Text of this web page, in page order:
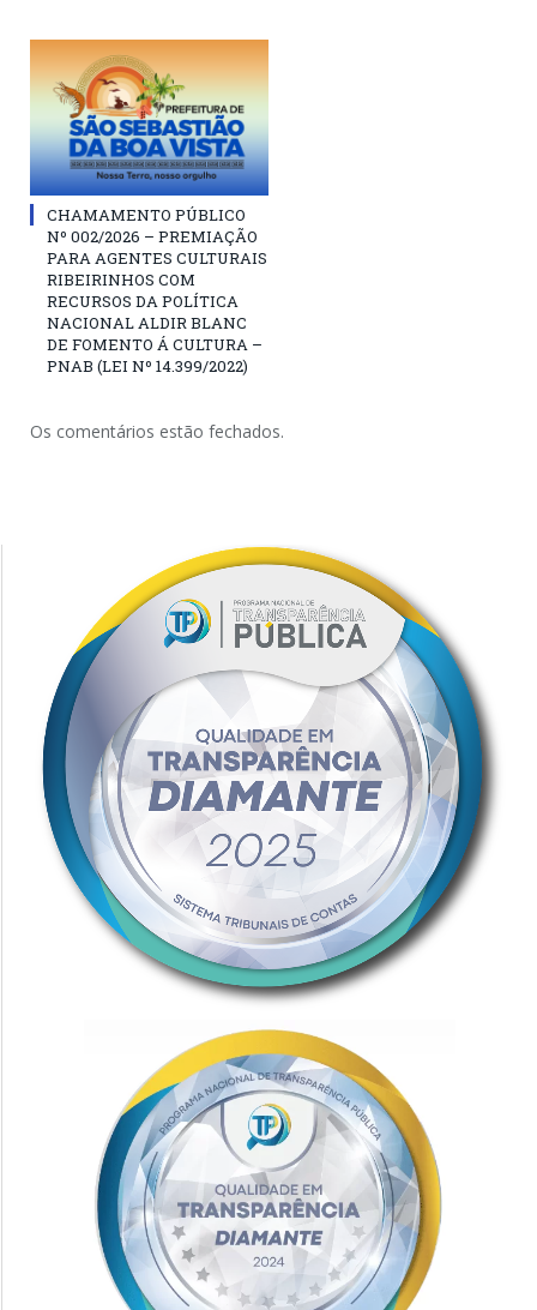
CHAMAMENTO PÚBLICO
Nº 002/2026 – PREMIAÇÃO
PARA AGENTES CULTURAIS
RIBEIRINHOS COM
RECURSOS DA POLÍTICA
NACIONAL ALDIR BLANC
DE FOMENTO Á CULTURA –
PNAB (LEI Nº 14.399/2022)
Os comentários estão fechados.